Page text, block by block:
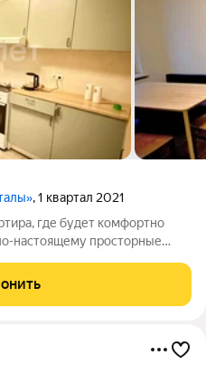
, 1 квартал 2021
где будет комфортно
настоящему просторные